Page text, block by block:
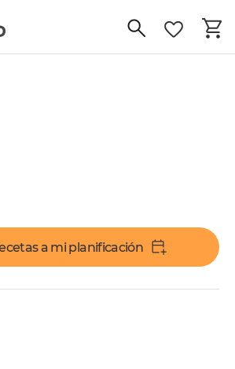
a mi planificación